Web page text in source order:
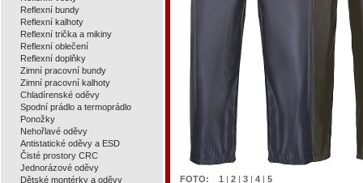
Reflexní bundy
Reflexní kalhoty
Reflexní trička a mikiny
Reflexní oblečení
Reflexní doplňky
Zimní pracovní bundy
Zimní pracovní kalhoty
Chladírenské oděvy
Spodní prádlo a termoprádlo
Ponožky
Nehořlavé oděvy
Antistatické oděvy a ESD
Čisté prostory CRC
Jednorázové oděvy
Dětské montérky a oděvy
FOTO: 1 | 2 | 3 | 4 | 5